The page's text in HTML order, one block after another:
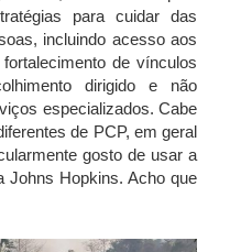
para cuidar das
incluindo acesso aos
de vínculos
dirigido e não
especializados. Cabe
de PCP, em geral
gosto de usar a
Johns Hopkins. Acho que